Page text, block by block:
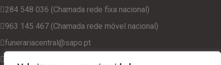
284 548 036 (Chamada rede fixa nacional)
963 145 467 (Chamada rede móvel nacional)
funerariacentral@sapo.pt